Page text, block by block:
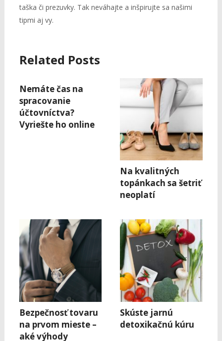
taška či prezuvky. Tak neváhajte a inšpirujte sa našimi
tipmi aj vy.
Related Posts
Nemáte čas na
spracovanie
účtovníctva?
Vyriešte ho online
Na kvalitných
topánkach sa šetriť
neoplatí
Bezpečnosť tovaru
na prvom mieste –
aké výhody
Skúste jarnú
detoxikačnú kúru